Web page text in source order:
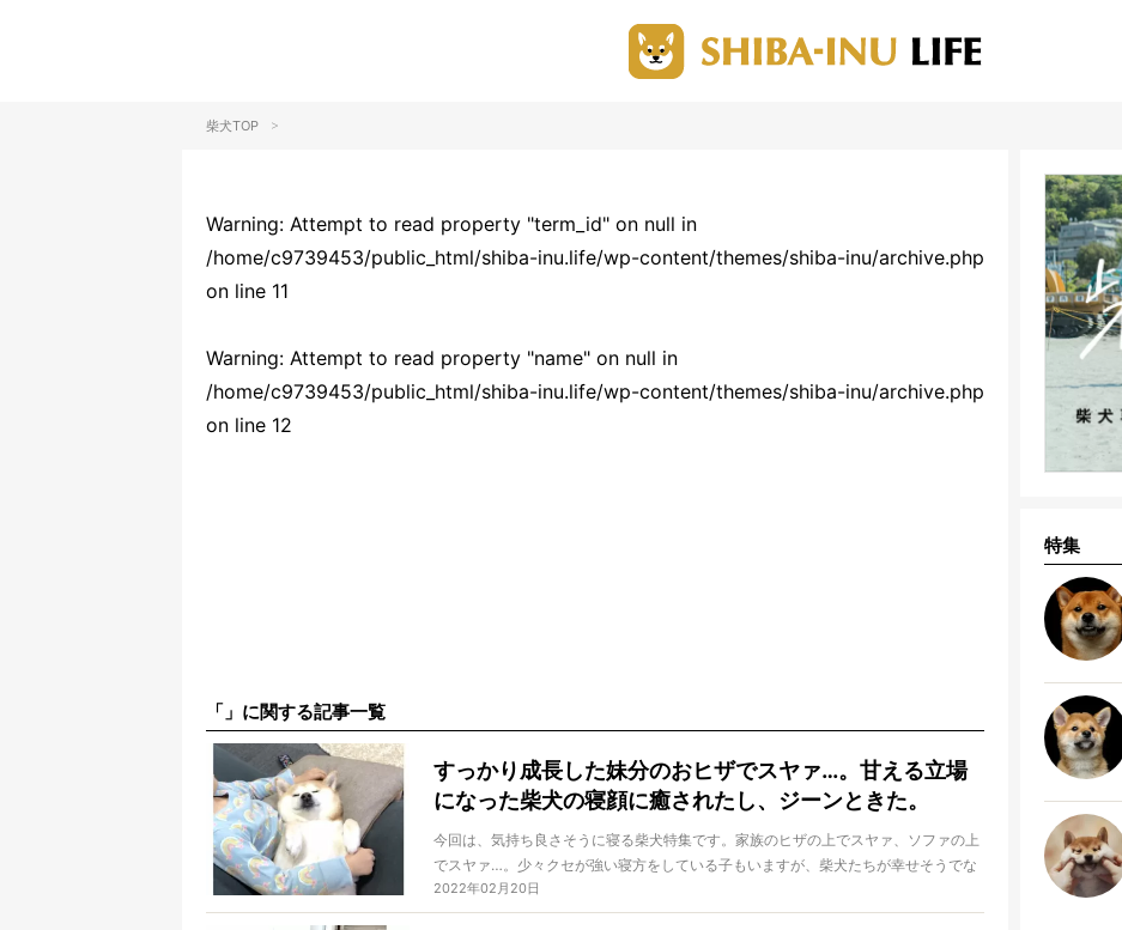
柴犬TOP >
Warning: Attempt to read property "term_id" on null in
/home/c9739453/public_html/shiba-inu.life/wp-content/themes/shiba-inu/archive.php
on line 11
Warning: Attempt to read property "name" on null in
/home/c9739453/public_html/shiba-inu.life/wp-content/themes/shiba-inu/archive.php
on line 12
「」に関する記事一覧
すっかり成長した妹分のおヒザでスヤァ…。甘える立場
になった柴犬の寝顔に癒されたし、ジーンときた。
今回は、気持ち良さそうに寝る柴犬特集です。家族のヒザの上でスヤァ、ソファの上
でスヤァ…。少々クセが強い寝方をしている子もいますが、柴犬たちが幸せそうでな
によりですよ！
2022年02月20日
特集